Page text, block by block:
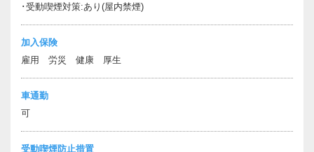
･受動喫煙対策:あり(屋内禁煙)
加入保険
雇用 労災 健康 厚生
車通勤
可
受動喫煙防止措置